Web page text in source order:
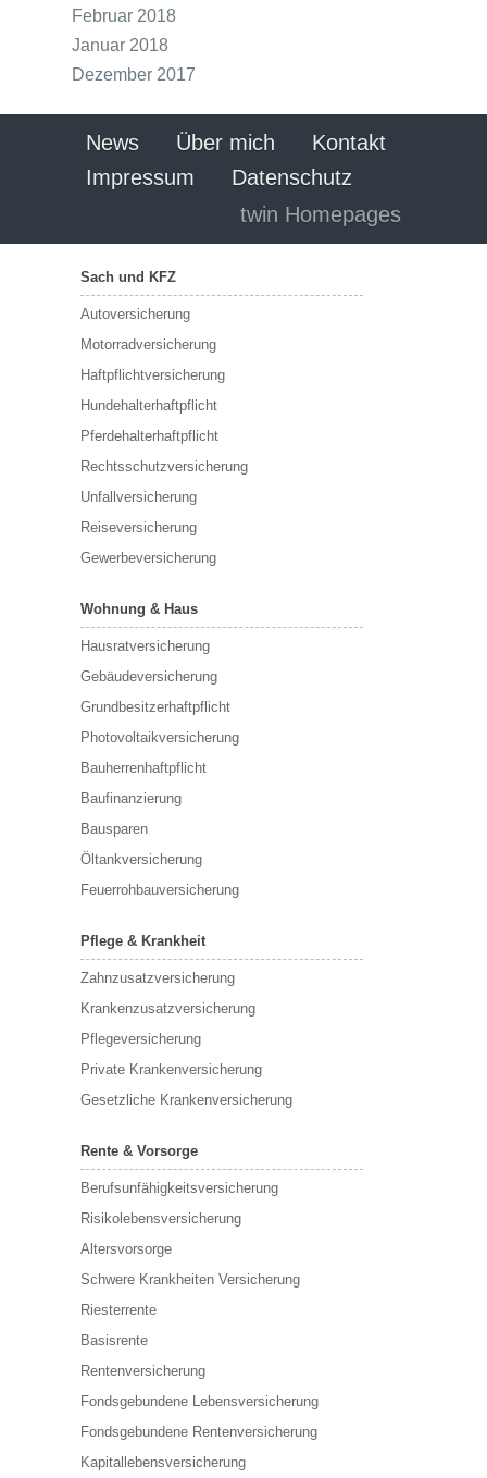
Februar 2018
Januar 2018
Dezember 2017
News Über mich
Kontakt
Impressum
Datenschutz
twin Homepages
Sach und KFZ
Autoversicherung
Motorradversicherung
Haftpflichtversicherung
Hundehalterhaftpflicht
Pferdehalterhaftpflicht
Rechtsschutzversicherung
Unfallversicherung
Reiseversicherung
Gewerbeversicherung
Wohnung & Haus
Hausratversicherung
Gebäudeversicherung
Grundbesitzerhaftpflicht
Photovoltaikversicherung
Bauherrenhaftpflicht
Baufinanzierung
Bausparen
Öltankversicherung
Feuerrohbauversicherung
Pflege & Krankheit
Zahnzusatzversicherung
Krankenzusatzversicherung
Pflegeversicherung
Private Krankenversicherung
Gesetzliche Krankenversicherung
Rente & Vorsorge
Berufs­unfähigkeitsversicherung
Risikolebensversicherung
Altersvorsorge
Schwere Krankheiten Versicherung
Riesterrente
Basisrente
Rentenversicherung
Fondsgebundene Lebensversicherung
Fondsgebundene Rentenversicherung
Kapitallebensversicherung